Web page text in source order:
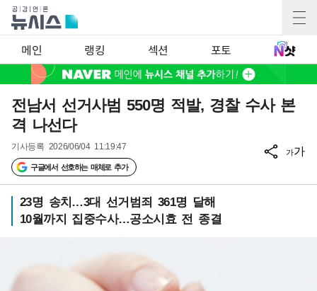
메인 랭킹 섹션 포토
전남서 선거사범 550명 적발, 경찰 수사 본
격 나선다
기사등록 2026/06/04 11:19:47
구글에서 선호하는 매체로 추가
가가
23명 송치…3대 선거범죄 361명 달해
10월까지 집중수사…공소시효 전 종결